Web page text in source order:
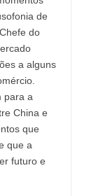
de
do
a alguns
para a
China e
que
que a
futuro e